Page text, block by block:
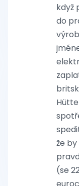
když
do
že
(se